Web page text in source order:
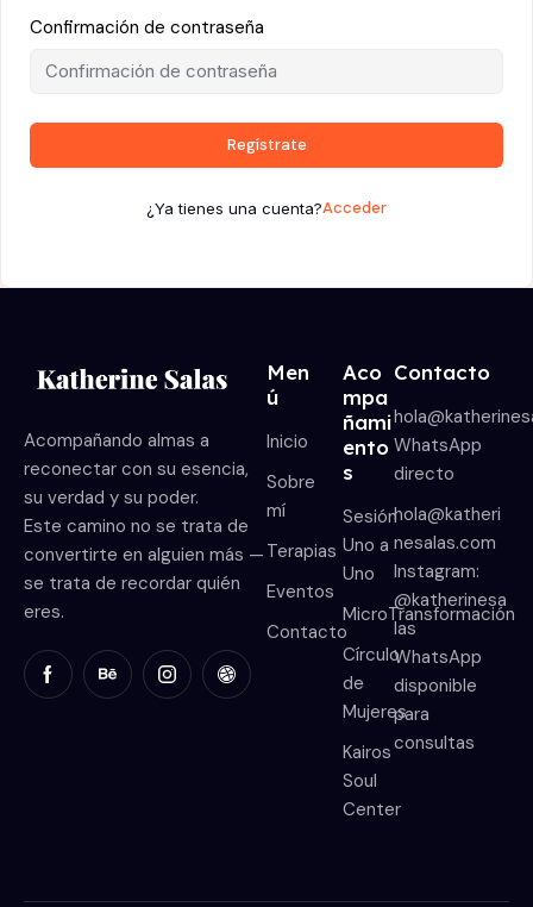
Confirmación de contraseña
Regístrate
¿Ya tienes una cuenta?Acceder
Acompañando almas a
reconectar con su esencia,
su verdad y su poder.
Este camino no se trata de
convertirte en alguien más —
se trata de recordar quién
eres.
Men
ú
Inicio
Sobre
mí
Terapias
Eventos
Contacto
Aco
mpa
ñami
ento
s
Sesión
Uno a
Uno
MicroTransformación
Círculo
de
Mujeres
Kairos
Soul
Center
Contacto
WhatsApp
directo
hola@katheri
nesalas.com
Instagram:
@katherinesa
las
WhatsApp
disponible
para
consultas